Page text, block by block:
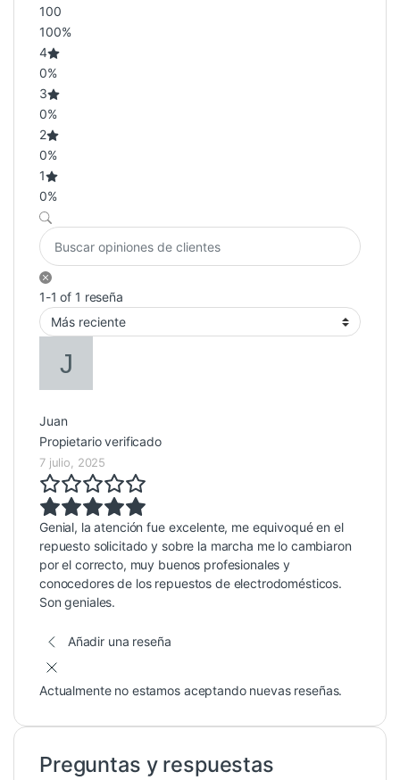
100
100%
4
0%
3
0%
2
0%
1
0%
1-1 of 1 reseña
Juan
Propietario verificado
7 julio, 2025
Genial, la atención fue excelente, me equivoqué en el
repuesto solicitado y sobre la marcha me lo cambiaron
por el correcto, muy buenos profesionales y
conocedores de los repuestos de electrodomésticos.
Son geniales.
Añadir una reseña
Actualmente no estamos aceptando nuevas reseñas.
Preguntas y respuestas